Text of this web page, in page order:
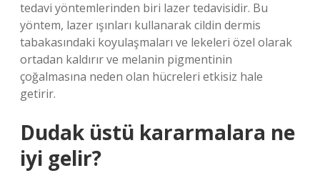
tedavi yöntemlerinden biri lazer tedavisidir. Bu
yöntem, lazer ışınları kullanarak cildin dermis
tabakasındaki koyulaşmaları ve lekeleri özel olarak
ortadan kaldırır ve melanin pigmentinin
çoğalmasına neden olan hücreleri etkisiz hale
getirir.
Dudak üstü kararmalara ne
iyi gelir?